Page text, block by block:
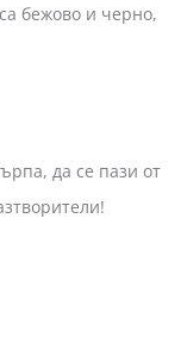
бежово и черно,
да се пази от